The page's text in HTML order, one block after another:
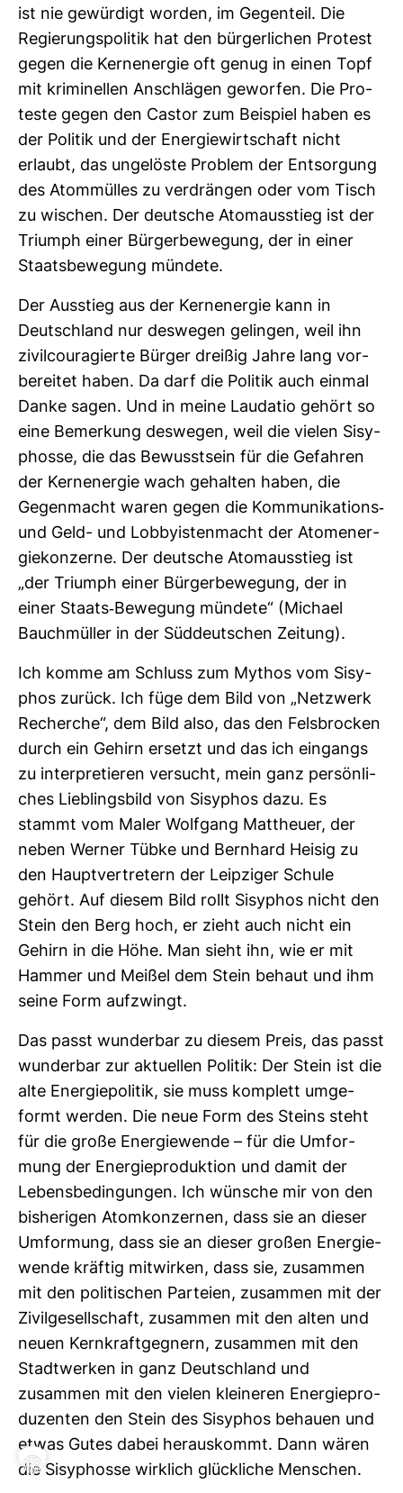
ist nie gewür­digt worden, im Gegen­teil. Die
Regie­rungs­po­litik hat den bür­ger­li­chen Pro­test
gegen die Kern­energie oft genug in einen Topf
mit kri­mi­nellen Anschlägen geworfen. Die Pro­
teste gegen den Castor zum Bei­spiel haben es
der Politik und der Ener­gie­wirt­schaft nicht
erlaubt, das unge­löste Pro­blem der Ent­sor­gung
des Atom­mülles zu ver­drängen oder vom Tisch
zu wischen. Der deut­sche Atom­aus­stieg ist der
Tri­umph einer Bür­ger­be­we­gung, der in einer
Staats­be­we­gung mün­dete.
Der Aus­stieg aus der Kern­energie kann in
Deutsch­land nur des­wegen gelingen, weil ihn
zivil­cou­ra­gierte Bürger dreißig Jahre lang vor­
be­reitet haben. Da darf die Politik auch einmal
Danke sagen. Und in meine Lau­datio gehört so
eine Bemer­kung des­wegen, weil die vielen Sisy­
phosse, die das Bewusst­sein für die Gefahren
der Kern­energie wach gehalten haben, die
Gegen­macht waren gegen die Kom­mu­ni­ka­tions-​
und Geld- und Lob­by­is­ten­macht der Atom­ener­
gie­kon­zerne. Der deut­sche Atom­aus­stieg ist
„der Tri­umph einer Bür­ger­be­we­gung, der in
einer Staats-​Bewe­gung mün­dete“ (Michael
Bauch­müller in der Süd­deut­schen Zei­tung).
Ich komme am Schluss zum Mythos vom Sisy­
phos zurück. Ich füge dem Bild von „Netz­werk
Recherche“, dem Bild also, das den Fels­bro­cken
durch ein Gehirn ersetzt und das ich ein­gangs
zu inter­pre­tieren ver­sucht, mein ganz per­sön­li­
ches Lieb­lings­bild von Sisy­phos dazu. Es
stammt vom Maler Wolf­gang Mat­theuer, der
neben Werner Tübke und Bern­hard Heisig zu
den Haupt­ver­tre­tern der Leip­ziger Schule
gehört. Auf diesem Bild rollt Sisy­phos nicht den
Stein den Berg hoch, er zieht auch nicht ein
Gehirn in die Höhe. Man sieht ihn, wie er mit
Hammer und Meißel dem Stein behaut und ihm
seine Form auf­zwingt.
Das passt wun­derbar zu diesem Preis, das passt
wun­derbar zur aktu­ellen Politik: Der Stein ist die
alte Ener­gie­po­litik, sie muss kom­plett umge­
formt werden. Die neue Form des Steins steht
für die große Ener­gie­wende – für die Umfor­
mung der Ener­gie­pro­duk­tion und damit der
Lebens­be­din­gungen. Ich wün­sche mir von den
bis­he­rigen Atom­kon­zernen, dass sie an dieser
Umfor­mung, dass sie an dieser großen Ener­gie­
wende kräftig mit­wirken, dass sie, zusammen
mit den poli­ti­schen Par­teien, zusammen mit der
Zivil­ge­sell­schaft, zusammen mit den alten und
neuen Kern­kraft­geg­nern, zusammen mit den
Stadt­werken in ganz Deutsch­land und
zusammen mit den vielen klei­neren Ener­gie­pro­
du­zenten den Stein des Sisy­phos behauen und
etwas Gutes dabei her­aus­kommt. Dann wären
die Sisy­phosse wirk­lich glück­liche Men­schen.